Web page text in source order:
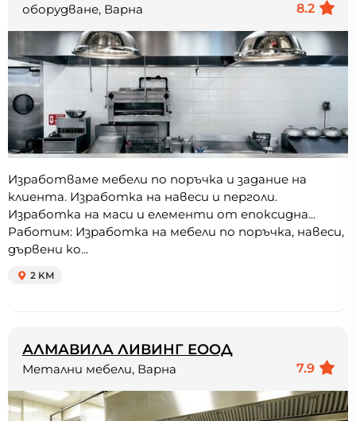
8.2
оборудване, Варна
Изработваме мебели по поръчка и задание на
клиента. Изработка на навеси и перголи.
Изработка на маси и елементи от епоксидна...
Работим: Изработка на мебели по поръчка, навеси,
дървени ко...
2 KM
АЛМАВИЛА ЛИВИНГ ЕООД
7.9
Метални мебели, Варна